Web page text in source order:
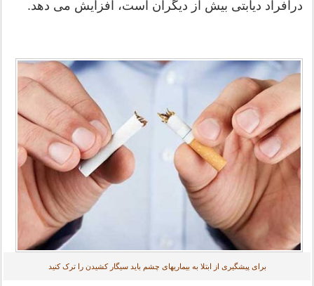
درافراد دیابتی بیش از دیگران است، افزایش می دهد.
برای پیشگیری از ابتلا به بیماریهای چشم باید سیگار کشیدن را ترک کنید